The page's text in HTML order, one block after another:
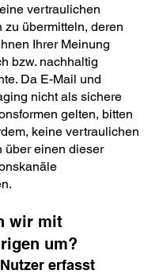
vertraulichen
zu übermitteln, deren
Ihrer Meinung
bzw. nachhaltig
Da E-Mail und
nicht als sichere
gelten, bitten
keine vertraulichen
über einen dieser
wir mit
um?
erfasst